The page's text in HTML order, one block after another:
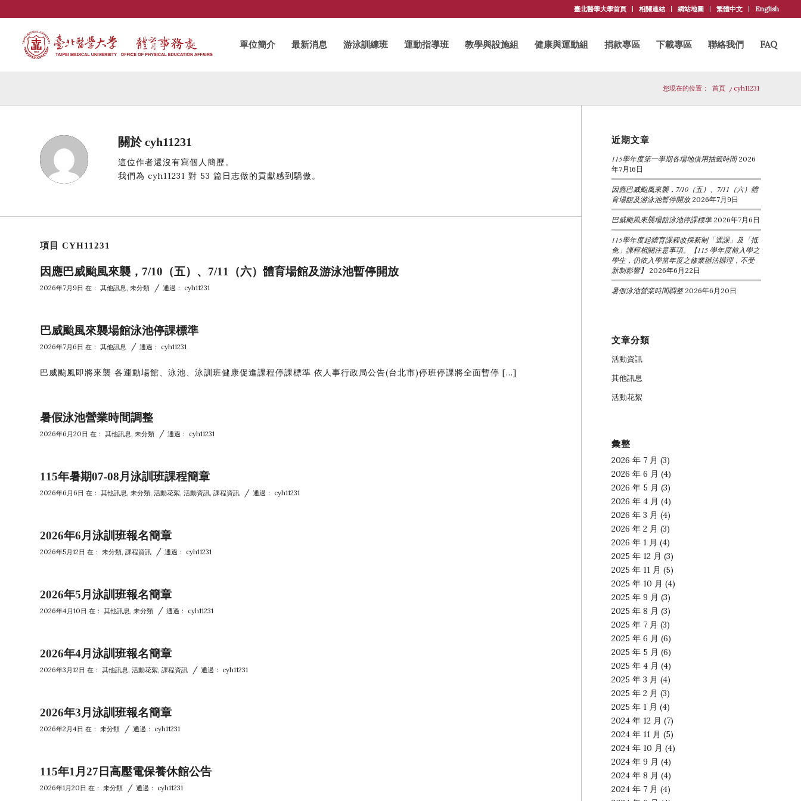
臺北醫學大學首頁 相關連結 網站地圖 繁體中文 English
單位簡介 最新消息 游泳訓練班 運動指導班 教學與設施組 健康與運動組 捐款專區 下載專區 聯絡我們 FAQ
您現在的位置： 首頁 / cyh11231
關於cyh11231
這位作者還沒有寫個人簡歷。
我們為 cyh11231 對 53 篇日志做的貢獻感到驕傲。
項目 CYH11231
因應巴威颱風來襲，7/10（五）、7/11（六）體育場館及游泳池暫停開放
2026年7月9日 在： 其他訊息 , 未分類 / 通過： cyh11231
巴威颱風來襲場館泳池停課標準
2026年7月6日 在： 其他訊息 / 通過： cyh11231
巴威颱風即將來襲 各運動場館、泳池、泳訓班健康促進課程停課標準 依人事行政局公告(台北市)停班停課將全面暫停 […]
暑假泳池營業時間調整
2026年6月20日 在： 其他訊息 , 未分類 / 通過： cyh11231
115年暑期07-08月泳訓班課程簡章
2026年6月6日 在： 其他訊息 , 未分類, 活動花絮, 活動資訊, 課程資訊 / 通過： cyh11231
2026年6月泳訓班報名簡章
2026年5月12日 在： 未分類, 課程資訊 / 通過： cyh11231
2026年5月泳訓班報名簡章
2026年4月10日 在： 其他訊息 , 未分類 / 通過： cyh11231
2026年4月泳訓班報名簡章
2026年3月12日 在： 其他訊息 , 活動花絮, 課程資訊 / 通過： cyh11231
2026年3月泳訓班報名簡章
2026年2月4日 在： 未分類 / 通過： cyh11231
115年1月27日高壓電保養休館公告
2026年1月20日 在： 未分類 / 通過： cyh11231
近期文章
115學年度第一學期各場地借用抽籤時間 2026
年7月16日
因應巴威颱風來襲，7/10（五）、7/11（六）體
育場館及游泳池暫停開放 2026年7月9日
巴威颱風來襲場館泳池停課標準 2026年7月6日
115學年度起體育課程改採新制「選課」及「抵
免」課程相關注意事項。【115 學年度前入學之
學生，仍依入學當年度之修業辦法辦理，不受
新制影響】 2026年6月22日
暑假泳池營業時間調整 2026年6月20日
文章分類
活動資訊
其他訊息
活動花絮
彙整
2026 年 7 月 (3)
2026 年 6 月 (4)
2026 年 5 月 (3)
2026 年 4 月 (4)
2026 年 3 月 (4)
2026 年 2 月 (3)
2026 年 1 月 (4)
2025 年 12 月 (3)
2025 年 11 月 (5)
2025 年 10 月 (4)
2025 年 9 月 (3)
2025 年 8 月 (3)
2025 年 7 月 (3)
2025 年 6 月 (6)
2025 年 5 月 (6)
2025 年 4 月 (4)
2025 年 3 月 (4)
2025 年 2 月 (3)
2025 年 1 月 (4)
2024 年 12 月 (7)
2024 年 11 月 (5)
2024 年 10 月 (4)
2024 年 9 月 (4)
2024 年 8 月 (4)
2024 年 7 月 (4)